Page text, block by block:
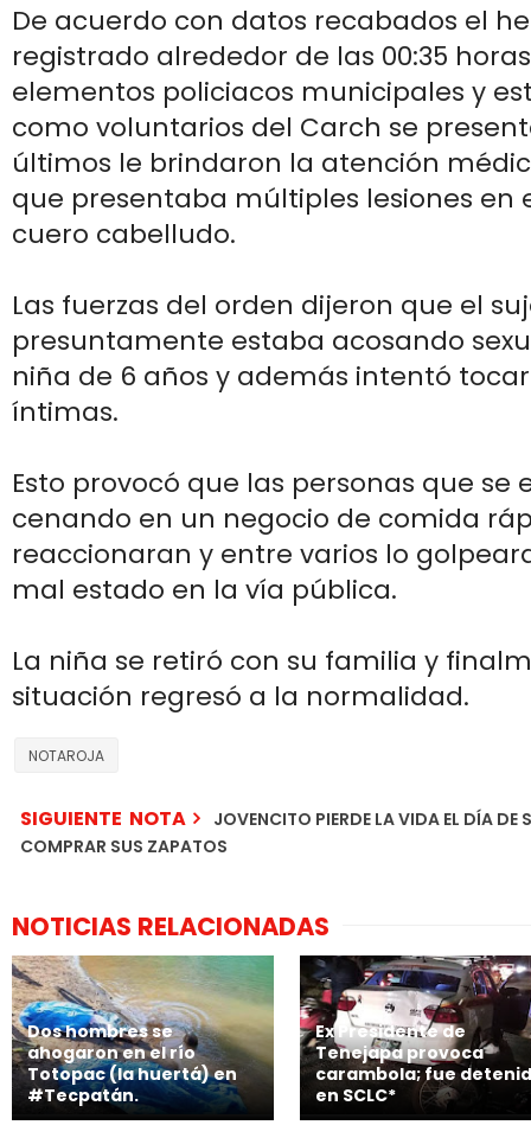
De acuerdo con datos recabados el
registrado alrededor de las 00:35
elementos policiacos municipales y
como voluntarios del Carch se
últimos le brindaron la atención
que presentaba múltiples lesiones en
cuero cabelludo.
Las fuerzas del orden dijeron que el
presuntamente estaba acosando
niña de 6 años y además intentó
íntimas.
Esto provocó que las personas que
cenando en un negocio de comida
reaccionaran y entre varios lo
mal estado en la vía pública.
La niña se retiró con su familia y
situación regresó a la normalidad.
NOTAROJA
SIGUIENTE NOTA
JOVENCITO PIERDE LA VIDA EL DÍA DE
COMPRAR SUS ZAPATOS
NOTICIAS RELACIONADAS
Dos hombres se
ahogaron en el río
Totopac (la huertá) en
#Tecpatán.
Ex Presidente de
Tenejapa provoca
carambola; fue
en SCLC*